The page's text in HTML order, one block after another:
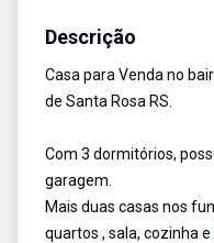
Descrição
Casa para Venda no
de Santa Rosa RS.
Com 3 dormitórios,
garagem.
Mais duas casas nos
quartos , sala, cozinha e